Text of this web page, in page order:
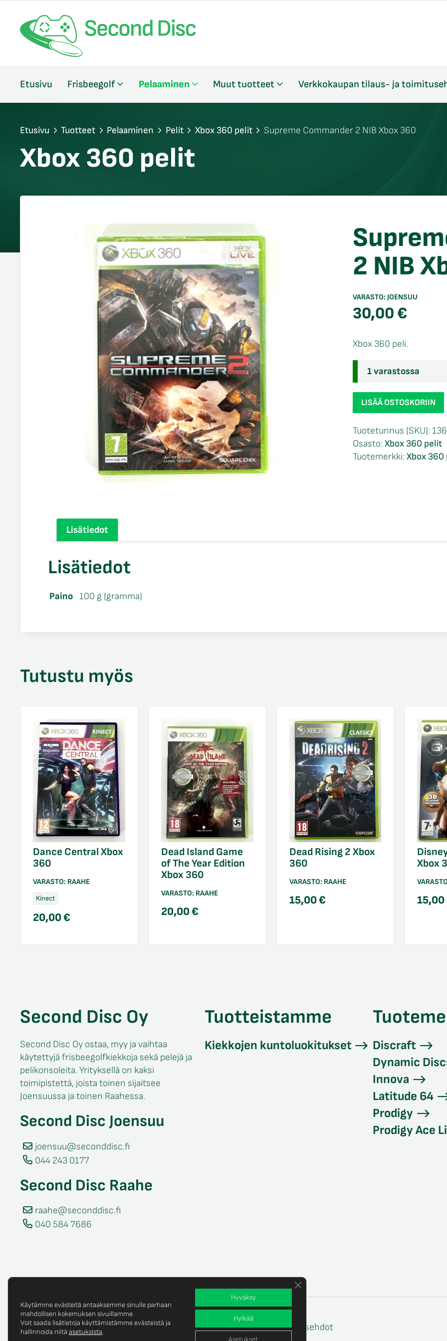
Etusivu Frisbeegolf Pelaaminen Muut tuotteet Verkkokaupan tilaus- ja
Etusivu Tuotteet Pelaaminen Pelit Xbox 360 pelit Supreme Commander 2 NIB Xbox 360
Xbox 360 pelit
2 NIB
VARASTO: JOENSUU
30,00€
Xbox 360 peli.
1 varastossa
Supreme
Commander
NIB
Xbox
360
LISÄÄ OSTOSKORIIN
Tuotetunnus (SKU):
Osasto: Xbox 360 pelit
Tuotemerkki: Xbox 360
Lisätiedot
Lisätiedot
Paino 100 g (gramma)
Tutustu myös
Dance Central Xbox
360
VARASTO: RAAHE
Kinect
20,00€
Dead Island Game
of The Year Edition
Xbox 360
VARASTO: RAAHE
20,00€
Dead Rising 2 Xbox
360
VARASTO: RAAHE
15,00€
Xbox
15,00
Second Disc Oy
Second Disc Oy ostaa, myy ja vaihtaa
käytettyjä frisbeegolfkiekkoja sekä pelejä ja
pelikonsoleita. Yrityksellä on kaksi
toimipistettä, joista toinen sijaitsee
Joensuussa ja toinen Raahessa.
Second Disc Joensuu
joensuu@seconddisc.fi
044 243 0177
Second Disc Raahe
raahe@seconddisc.fi
040 584 7686
Tuotteistamme
Kiekkojen kuntoluokitukset
Discraft
Dynamic
Innova
Latitude 64
Prodigy
Prodigy Ace
© Copyright 2025 Second Disc Oy Tietosuojaseloste Tilaus- ja toimitusehdot
sulje
sulje
sulje
Käytämme evästeitä antaaksemme sinulle parhaan
mahdollisen kokemuksen sivuillamme.
Voit saada lisätietoja käyttämistämme evästeistä ja
hallinnoida niitä asetuksista.
Hyväksy
Hylkää
Asetukset
Sulje evästebanneri